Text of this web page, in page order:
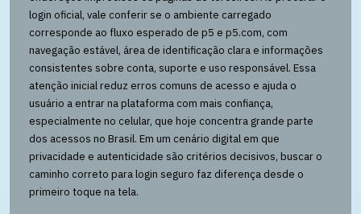
login oficial, vale conferir se o ambiente carregado
corresponde ao fluxo esperado de p5 e p5.com, com
navegação estável, área de identificação clara e informações
consistentes sobre conta, suporte e uso responsável. Essa
atenção inicial reduz erros comuns de acesso e ajuda o
usuário a entrar na plataforma com mais confiança,
especialmente no celular, que hoje concentra grande parte
dos acessos no Brasil. Em um cenário digital em que
privacidade e autenticidade são critérios decisivos, buscar o
caminho correto para login seguro faz diferença desde o
primeiro toque na tela.